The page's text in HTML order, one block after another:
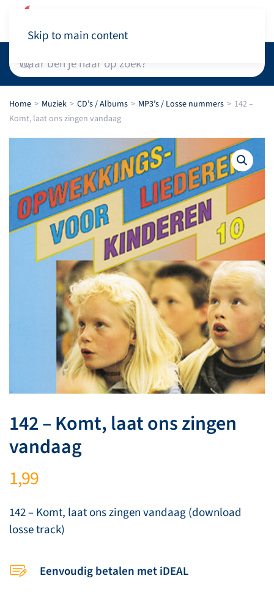
Skip to main content
Home Muziek CD’s / Albums MP3’s / Losse nummers
142 –
Komt, laat ons zingen vandaag
142 – Komt, laat ons zingen
vandaag
1,99
142 – Komt, laat ons zingen vandaag (download
losse track)
Eenvoudig betalen met iDEAL